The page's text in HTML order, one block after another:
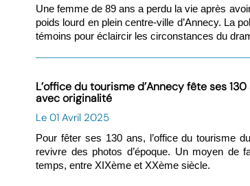
Une femme de 89 ans a perdu la vie après
poids lourd en plein centre-ville d’Annecy. La
témoins pour éclaircir les circonstances du
L’office du tourisme d’Annecy fête ses
avec originalité
Le 01 Avril 2025
Pour fêter ses 130 ans, l’office du tourisme
revivre des photos d’époque. Un moyen de
temps, entre XIXème et XXème siècle.